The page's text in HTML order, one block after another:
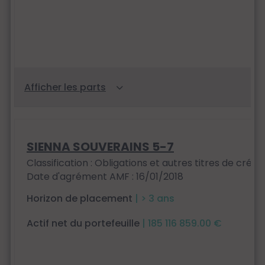
SIENNA SOUVERAINS 5-7
Classification : Obligations et autres titres de
Date d'agrément AMF : 16/01/2018
Horizon de placement | > 3 ans
Actif net du portefeuille | 185 116 859.00 €